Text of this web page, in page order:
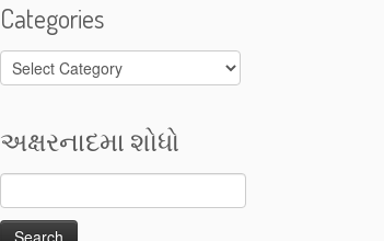
Categories
Categories
અક્ષરનાદમા શોધો